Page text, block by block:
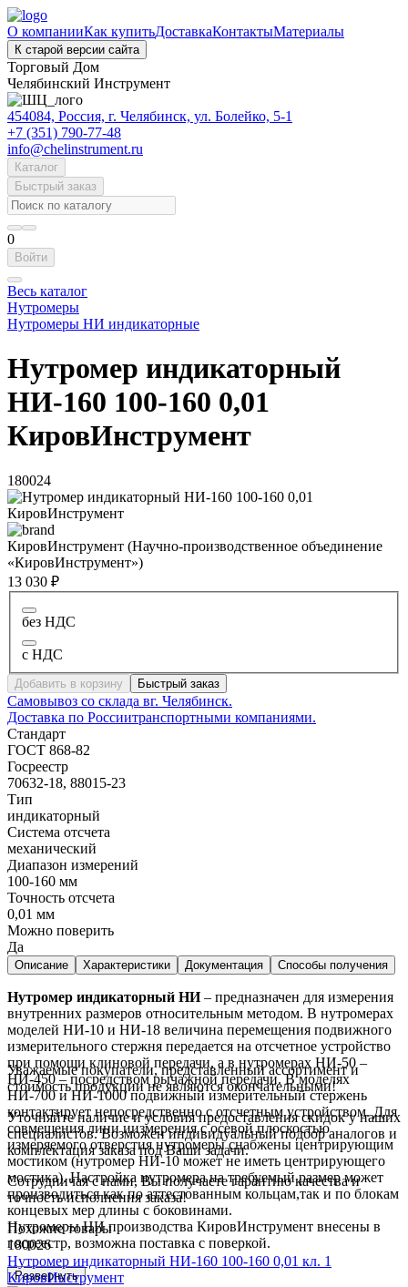
О компанииКак купитьДоставкаКонтактыМатериалы
К старой версии сайта
Торговый Дом
Челябинский Инструмент
454084, Россия, г. Челябинск, ул. Болейко, 5-1
+7 (351) 790-77-48
info@chelinstrument.ru
Каталог
Быстрый заказ
0
Войти
Весь каталог
Нутромеры
Нутромеры НИ индикаторные
Нутромер индикаторный
НИ-160 100-160 0,01
КировИнструмент
180024
КировИнструмент (Научно-производственное объединение
«КировИнструмент»)
13 030 ₽
без НДС
с НДС
Добавить в корзину Быстрый заказ
Самовывоз со склада вг. Челябинск.
Доставка по Россиитранспортными компаниями.
Стандарт
ГОСТ 868-82
Госреестр
70632-18, 88015-23
Тип
индикаторный
Система отсчета
механический
Диапазон измерений
100-160 мм
Точность отсчета
0,01 мм
Можно поверить
Да
Описание Характеристики Документация Способы получения
Нутромер индикаторный НИ– предназначен для измерения
внутренних размеров относительным методом. В нутромерах
моделей НИ-10 и НИ-18 величина перемещения подвижного
измерительного стержня передается на отсчетное устройство
при помощи клиновой передачи, а в нутромерах НИ-50 –
НИ-450 – посредством рычажной передачи. В моделях
НИ-700 и НИ-1000 подвижный измерительный стержень
контактирует непосредственно с отсчетным устройством. Для
совмещения лини иизмерения с осевой плоскостью
измеряемого отверстия нутромеры снабжены центрирующим
мостиком (нутромер НИ-10 может не иметь центрирующего
мостика). Настройка нутромера на требуемый размер может
производиться как по аттестованным кольцам,так и по блокам
концевых мер длины с боковинами.
Нутромеры НИ производства КировИнструмент внесены в
госреестр, возможна поставка с поверкой.
Развернуть
Уважаемые покупатели, представленный ассортимент и
стоимость продукции не являются окончательными!
Уточняйте наличие и условия предоставления скидок у наших
специалистов. Возможен индивидуальный подбор аналогов и
комплектация заказа под Ваши задачи.
Сотрудничая с нами, Вы получаете гарантию качества и
точность исполнения заказа!
Похожие товары
180026
Нутромер индикаторный НИ-160 100-160 0,01 кл. 1
КировИнструмент